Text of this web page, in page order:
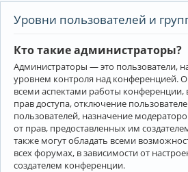
Уровни пользователей и
Кто такие администраторы?
Администраторы — это пользователи,
уровнем контроля над конференцией.
всеми аспектами работы конференции,
прав доступа, отключение
пользователей, назначение
от прав, предоставленных им
также могут обладать всеми
всех форумах, в зависимости от
создателем конференции.